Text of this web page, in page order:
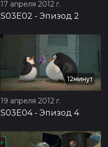
17 апреля 2012 г.
S03E02 - Эпизод 2
12минут
19 апреля 2012 г.
S03E04- Эпизод 4